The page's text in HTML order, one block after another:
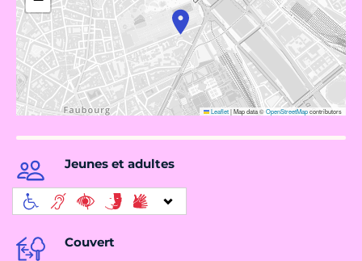
Leaflet|Map data ©OpenStreetMapcontributors
Jeunes et adultes
Couvert